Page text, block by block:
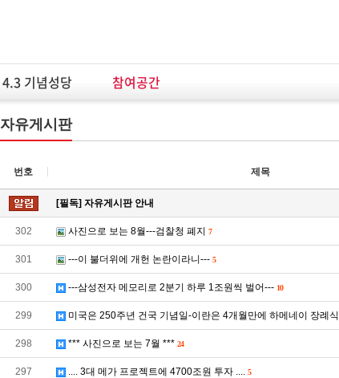
4.3 기념성당 참여공간
자유게시판
번호 제목
[필독] 자유게시판 안내
302 사진으로 보는 8월---검찰청 폐지 7
301 ---이 불더위에 개헌 논란이라니--- 5
300 ---삼성전자 메모리로 2분기 하루 1조원씩 벌어--- 10
299 미국은 250주년 건국 기념일-이란은 4개월만에 하메네이 장례식
298 *** 사진으로 보는 7월 *** 24
297 .... 3대 메가 프로젝트에 4700조원 투자 .... 5